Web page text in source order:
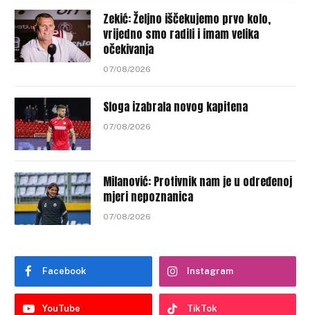
Zekić: Željno iščekujemo prvo kolo,
vrijedno smo radili i imam velika
očekivanja
07/08/2026
Sloga izabrala novog kapitena
07/08/2026
Milanović: Protivnik nam je u određenoj
mjeri nepoznanica
07/08/2026
Facebook Instagram
YouTube TikTok